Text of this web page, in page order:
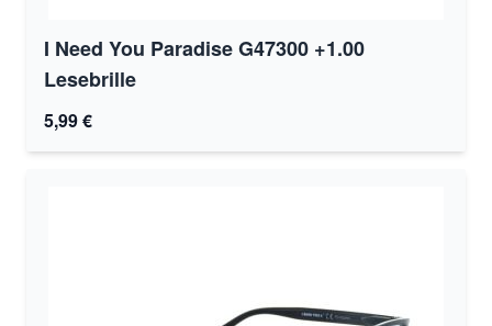
I Need You Paradise G47300 +1.00
Lesebrille
5,99 €